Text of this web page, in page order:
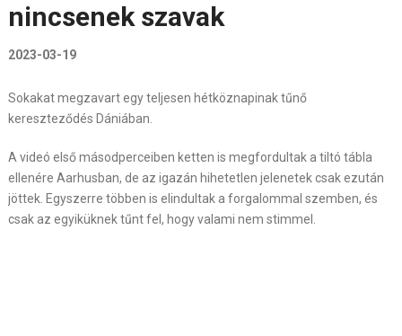
nincsenek szavak
2023-03-19
Sokakat megzavart egy teljesen hétköznapinak tűnő
kereszteződés Dániában.
A videó első másodperceiben ketten is megfordultak a tiltó tábla
ellenére Aarhusban, de az igazán hihetetlen jelenetek csak ezután
jöttek. Egyszerre többen is elindultak a forgalommal szemben, és
csak az egyiküknek tűnt fel, hogy valami nem stimmel.